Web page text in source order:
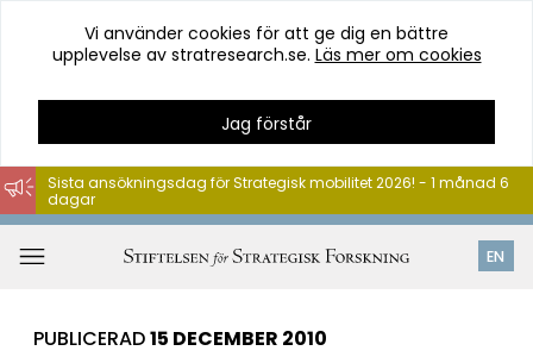
Hoppa
till
innehåll
Vi använder cookies för att ge dig en bättre
upplevelse av stratresearch.se. Läs mer om cookies
Jag förstår
EN
Sista ansökningsdag för Strategisk mobilitet 2026! - 1 månad 6
dagar
PUBLICERAD15 DECEMBER 2010